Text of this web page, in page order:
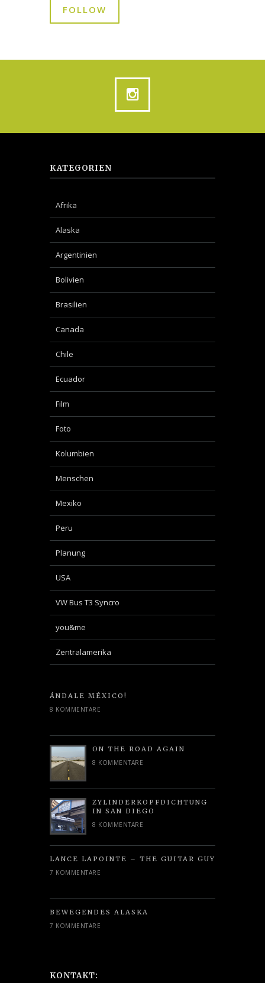
FOLLOW
KATEGORIEN
Afrika
Alaska
Argentinien
Bolivien
Brasilien
Canada
Chile
Ecuador
Film
Foto
Kolumbien
Menschen
Mexiko
Peru
Planung
USA
VW Bus T3 Syncro
you&me
Zentralamerika
ÁNDALE MÉXICO!
8 KOMMENTARE
ON THE ROAD AGAIN
8 KOMMENTARE
ZYLINDERKOPFDICHTUNG
IN SAN DIEGO
8 KOMMENTARE
LANCE LAPOINTE – THE GUITAR GUY
7 KOMMENTARE
BEWEGENDES ALASKA
7 KOMMENTARE
KONTAKT: